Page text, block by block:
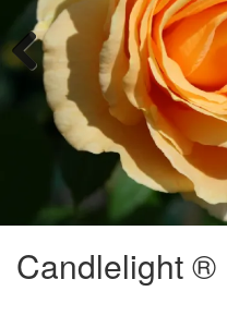
Previous
Candlelight ®